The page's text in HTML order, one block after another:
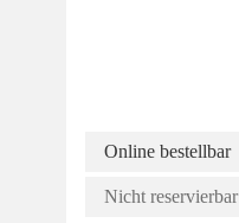
Online bestellbar
Nicht reservierbar